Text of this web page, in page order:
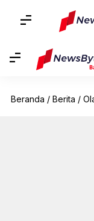
Beranda / Berita /